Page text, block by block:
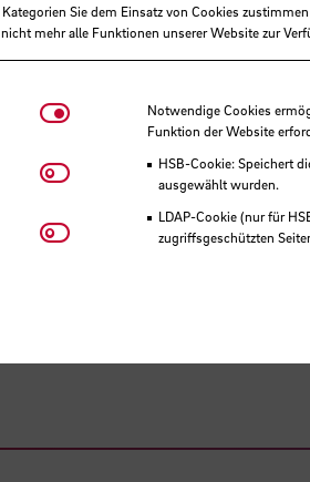
Sie dem Einsatz von Cookies
mehr alle Funktionen unserer Website zur
Notwendige Cookies
Notwendige Cookies
Funktion der Website
HSB-Cookie: Speichert
ausgewählt wurden.
LDAP-Cookie (nur für
zugriffsgeschützten
Matomo
Youtube